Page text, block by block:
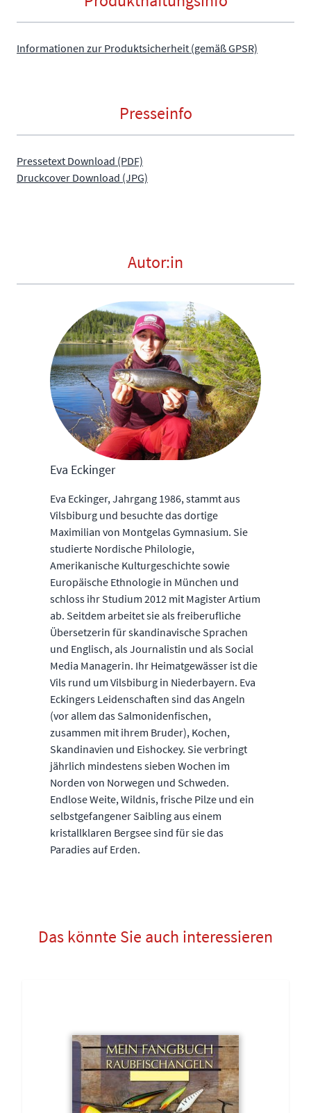
Informationen zur Produktsicherheit (gemäß GPSR)
Presseinfo
Pressetext Download (PDF)
Druckcover Download (JPG)
Autor:in
Eva Eckinger
Eva Eckinger, Jahrgang 1986, stammt aus
Vilsbiburg und besuchte das dortige
Maximilian von Montgelas Gymnasium. Sie
studierte Nordische Philologie,
Amerikanische Kulturgeschichte sowie
Europäische Ethnologie in München und
schloss ihr Studium 2012 mit Magister Artium
ab. Seitdem arbeitet sie als freiberufliche
Übersetzerin für skandinavische Sprachen
und Englisch, als Journalistin und als Social
Media Managerin. Ihr Heimatgewässer ist die
Vils rund um Vilsbiburg in Niederbayern. Eva
Eckingers Leidenschaften sind das Angeln
(vor allem das Salmonidenfischen,
zusammen mit ihrem Bruder), Kochen,
Skandinavien und Eishockey. Sie verbringt
jährlich mindestens sieben Wochen im
Norden von Norwegen und Schweden.
Endlose Weite, Wildnis, frische Pilze und ein
selbstgefangener Saibling aus einem
kristallklaren Bergsee sind für sie das
Paradies auf Erden.
Das könnte Sie auch interessieren